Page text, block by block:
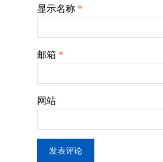
显示名称 *
邮箱 *
网站